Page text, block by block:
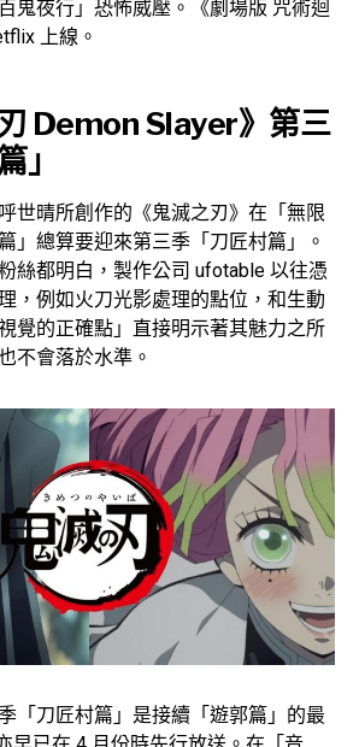
鬼夜行」恐怖威壓。《劇場版 咒術迴
上線。
刃 Demon Slayer》第三
」
世晴所創作的《鬼滅之刃》在「無限
」總算要迎來第三季「刀匠村篇」。
絲都明白，製作公司 ufotable 以往憑
，例如火刀光影處理的點位，和生動
覺的正確點」直接明示著其魅力之所
不會落於水準。
「刀匠村篇」是接續「遊郭篇」的最